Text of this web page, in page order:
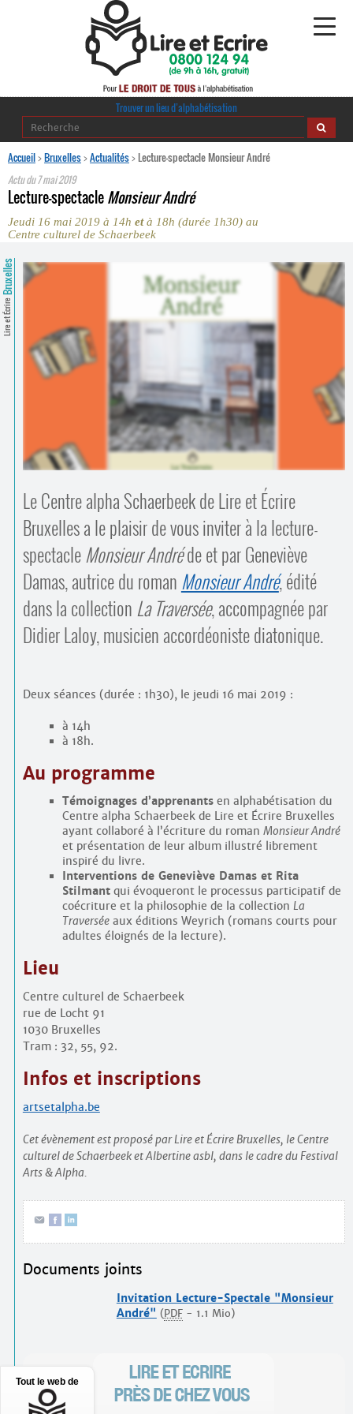
Alphabétisation
Regards croisés
journaldelalpha.be
Ressources pédagogiques
Comprendre et parler
Bienvenue en Belgique
Contacts
Trouver un lieu d’alphabétisation
Trouver un lieu d’alphabétisation
Accueil>Bruxelles>Actualités>Lecture-spectacle Monsieur André
Actu du7 mai 2019
Lecture-spectacleMonsieur André
Jeudi 16 mai 2019 à 14h età 18h (durée 1h30) au
Centre culturel de Schaerbeek
Lire et Écrire
Bruxelles
Le Centre alpha Schaerbeek de Lire et Écrire
Bruxelles a le plaisir de vous inviter à la lecture-
spectacleMonsieur Andréde et par Geneviève
Damas, autrice du roman Monsieur André, édité
dans la collection La Traversée, accompagnée par
Didier Laloy, musicien accordéoniste diatonique.
Deux séances (durée : 1h30), le jeudi 16 mai 2019 :
à 14h
à 18h.
Au programme
Témoignages d’apprenantsen alphabétisation du
Centre alpha Schaerbeek de Lire et Écrire Bruxelles
ayant collaboré à l’écriture du roman Monsieur André
et présentation de leur album illustré librement
inspiré du livre.
Interventions de Geneviève Damas et Rita
Stilmantqui évoqueront le processus participatif de
coécriture et la philosophie de la collection La
Traverséeaux éditions Weyrich (romans courts pour
adultes éloignés de la lecture).
Lieu
Centre culturel de Schaerbeek
rue de Locht 91
1030 Bruxelles
Tram : 32, 55, 92.
Infos et inscriptions
artsetalpha.be
Cet évènement est proposé par Lire et Écrire Bruxelles, le Centre
culturel de Schaerbeek et Albertine asbl, dans le cadre du Festival
Arts & Alpha.
Documents joints
Invitation Lecture-Spectale "Monsieur
André" ( PDF- 1.1 Mio)
Tout le web de